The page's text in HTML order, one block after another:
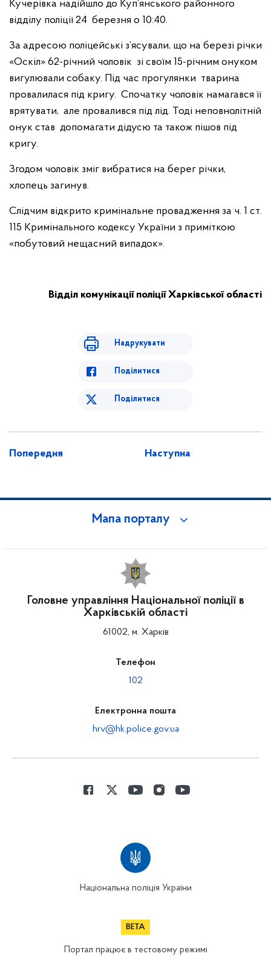
Кучерівка надійшло до Куп’янського районного
відділу поліції 24 березня о 10:40.
За адресою поліцейські з’ясували, що на березі річки
«Оскіл» 62-річний чоловік зі своїм 15-річним онуком
вигулювали собаку. Під час прогулянки тварина
провалилася під кригу. Спочатку чоловік намагався її
врятувати, але провалився під лід. Тоді неповнолітній
онук став допомагати дідусю та також пішов під
кригу.
Згодом чоловік зміг вибратися на берег річки,
хлопець загинув.
Слідчим відкрито кримінальне провадження за ч. 1 ст.
115 Кримінального кодексу України з приміткою
«побутовий нещасний випадок».
Відділ комунікації поліції Харківської області
Надрукувати
Поділитися
Поділитися
Попередня Наступна
Мапа порталу
Головне управління Національної поліції в
Харківській області
61002, м. Харків
Телефон
102
Електронна пошта
hrv@hk.police.gov.ua
Національна поліція України
Портал працює в тестовому режимі